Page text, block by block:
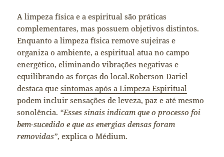
A limpeza física e a espiritual são práticas
complementares, mas possuem objetivos distintos.
Enquanto a limpeza física remove sujeiras e
organiza o ambiente, a espiritual atua no campo
energético, eliminando vibrações negativas e
equilibrando as forças do local.Roberson Dariel
destaca quesintomas após a Limpeza Espiritual
podem incluir sensações de leveza, paz e até mesmo
sonolência. “Esses sinais indicam que o processo foi
bem-sucedido e que as energias densas foram
removidas”, explica o Médium.